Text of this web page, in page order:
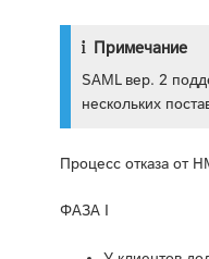
Примечание
SAML вер. 2
нескольких
Процесс отказа от
ФАЗА I